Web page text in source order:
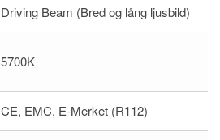
Driving Beam (Bred og lång ljusbild)
5700K
CE, EMC, E-Merket (R112)